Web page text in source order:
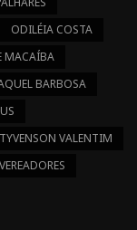
ODILÉIA COSTA
MACAÍBA
BARBOSA
VALENTIM
VEREADORES